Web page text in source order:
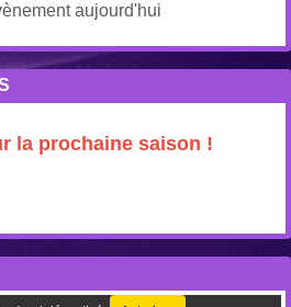
aujourd'hui
la prochaine saison !